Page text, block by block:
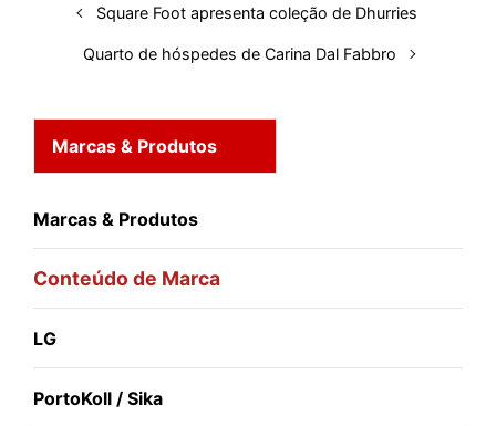
t
Square Foot apresenta coleção de Dhurries
Quarto de hóspedes de Carina Dal Fabbro
Marcas & Produtos
Marcas & Produtos
Conteúdo de Marca
LG
PortoKoll / Sika